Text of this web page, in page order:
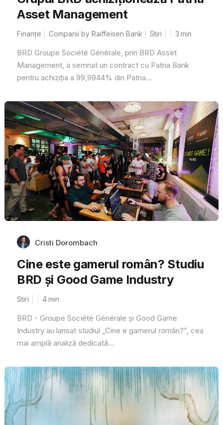
Asset Management
Finanțe Companii by Raiffeisen Bank Stiri 3 min
BRD Groupe Société Générale, prin BRD Asset
Management, a semnat un contract cu Patria Bank
pentru achiziția a 99,9944% din Patria...
Cristi Dorombach
Cine este gamerul român? Studiu
BRD și Good Game Industry
Stiri 4min
BRD - Groupe Société Générale și Good Game
Industry au lansat studiul „Cine e gamerul român?”, cea
mai amplă analiză dedicată...